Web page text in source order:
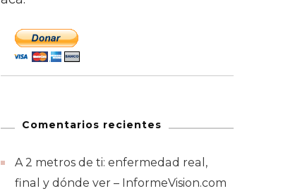
Comentarios recientes
A 2 metros de ti: enfermedad real,
final y dónde ver – InformeVision.com